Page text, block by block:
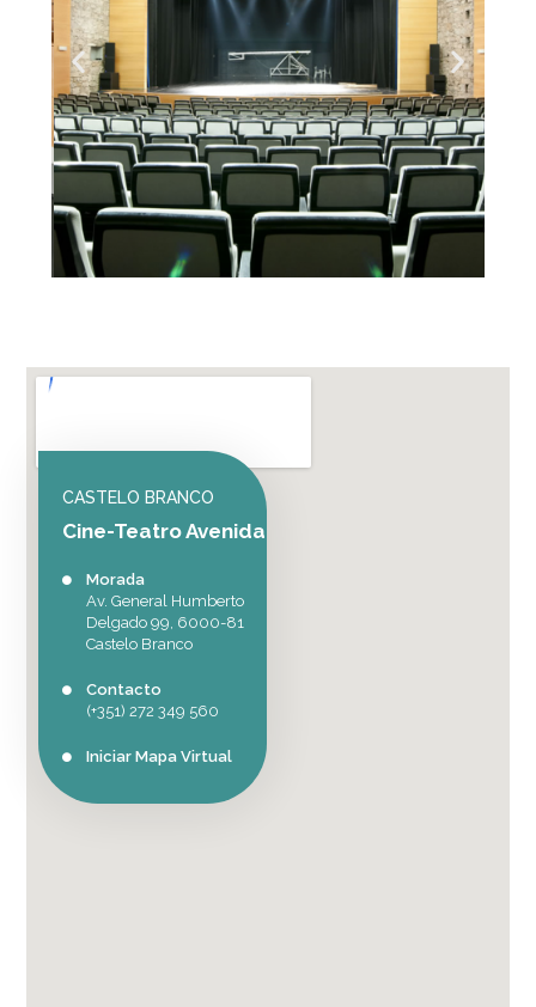
CASTELO BRANCO
Cine-Teatro Avenida
Morada
Av. General Humberto
Delgado 99, 6000-81
Castelo Branco
Contacto
(+351) 272 349 560
Iniciar Mapa Virtual